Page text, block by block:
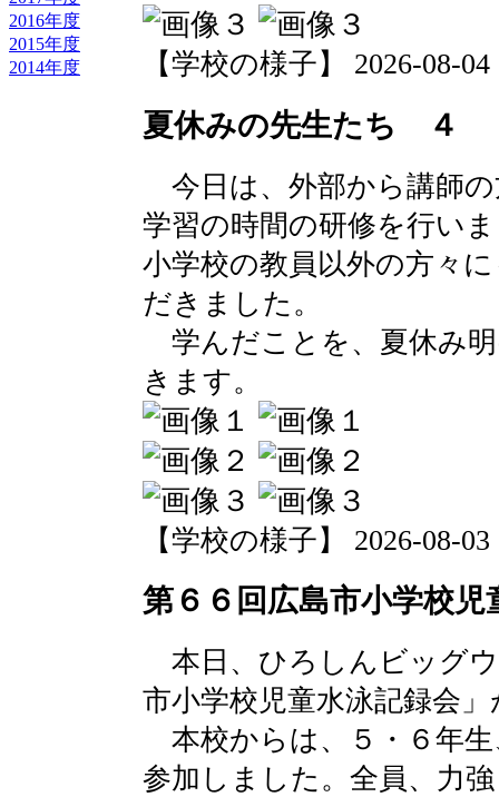
2016年度
2015年度
2014年度
【学校の様子】 2026-08-
夏休みの先生たち ４
今日は、外部から講師
学習の時間の研修を行い
小学校の教員以外の方々
だきました。
学んだことを、夏休み
きます。
【学校の様子】 2026-08-
第６６回広島市小学校
本日、ひろしんビッグ
市小学校児童水泳記録会
本校からは、５・６年
参加しました。全員、力